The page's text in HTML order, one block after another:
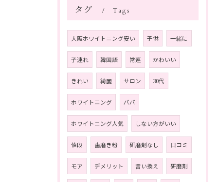
タグ Tags
大阪ホワイトニング安い 子供 一緒に
子連れ 韓国語 常連 かわいい
きれい 綺麗 サロン 30代
ホワイトニング パパ
ホワイトニング人気 しない方がいい
値段 歯磨き粉 研磨剤なし 口コミ
モア デメリット 言い換え 研磨剤